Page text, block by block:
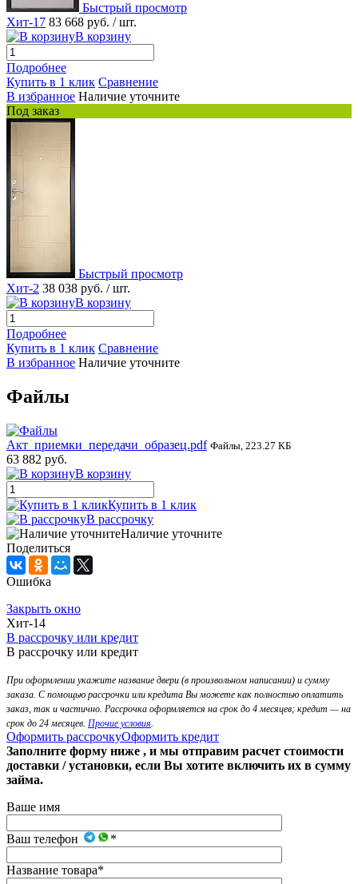
Быстрый просмотр
Хит-17 83 668 руб. / шт.
В корзину
Подробнее
Купить в 1 клик Сравнение
В избранное Наличие уточните
Под заказ
Быстрый просмотр
Хит-2 38 038 руб. / шт.
В корзину
Подробнее
Купить в 1 клик Сравнение
В избранное Наличие уточните
Файлы
Акт_приемки_передачи_образец.pdf Файлы, 223.27 КБ
63 882 руб.
В корзину
Купить в 1 клик
В рассрочку
Наличие уточните
Поделиться
Ошибка
Закрыть окно
Хит-14
В рассрочку или кредит
В рассрочку или кредит
При оформлении укажите название двери (в произвольном написании) и сумму
заказа. С помощью рассрочки или кредита Вы можете как полностью оплатить
заказ, так и частично. Рассрочка оформляется на срок до 4 месяцев; кредит — на
срок до 24 месяцев. Прочие условия.
Оформить рассрочкуОформить кредит
Заполните форму ниже , и мы отправим расчет стоимости
доставки / установки, если Вы хотите включить их в сумму
займа.
Ваше имя
Ваш телефон *
Название товара*